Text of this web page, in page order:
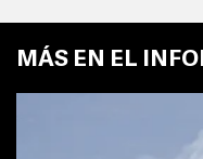
MÁS EN EL